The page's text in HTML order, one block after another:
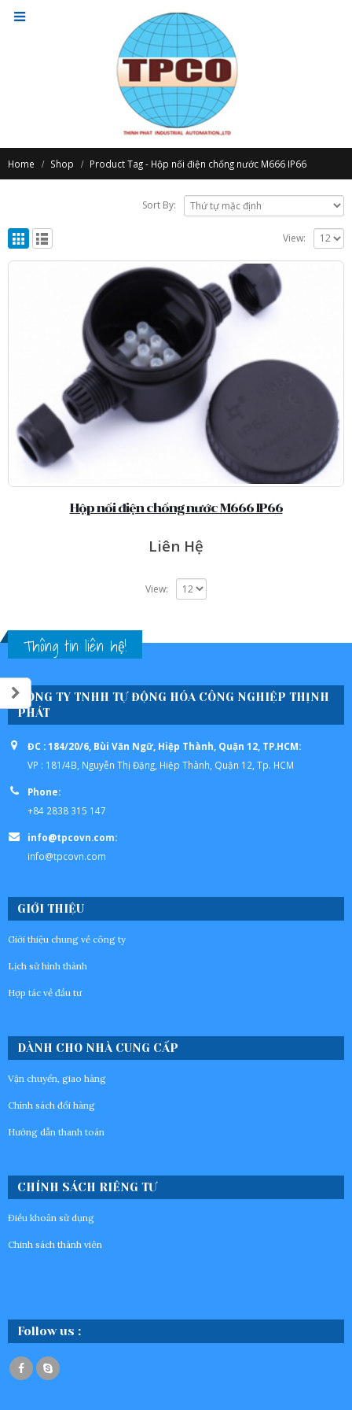
Home Shop Product Tag - Hộp nối điện chống nước M666 IP66
Sort By:
View:
Hộp nối điện chống nước M666 IP66
Liên Hệ
View:
Thông tin liên hệ!
CÔNG TY TNHH TỰ ĐỘNG HÓA CÔNG NGHIỆP THỊNH
PHÁT
ĐC : 184/20/6, Bùi Văn Ngữ, Hiệp Thành, Quận 12, TP.HCM:
VP : 181/4B, Nguyễn Thị Đặng, Hiệp Thành, Quận 12, Tp. HCM
Phone:
+84 2838 315 147
info@tpcovn.com:
info@tpcovn.com
GIỚI THIỆU
Giới thiệu chung về công ty
Lịch sử hình thành
Hợp tác về đầu tư
DÀNH CHO NHÀ CUNG CẤP
Vận chuyển, giao hàng
Chính sách đổi hàng
Hướng dẫn thanh toán
CHÍNH SÁCH RIÊNG TƯ
Điều khoản sử dụng
Chinh sách thành viên
Follow us :